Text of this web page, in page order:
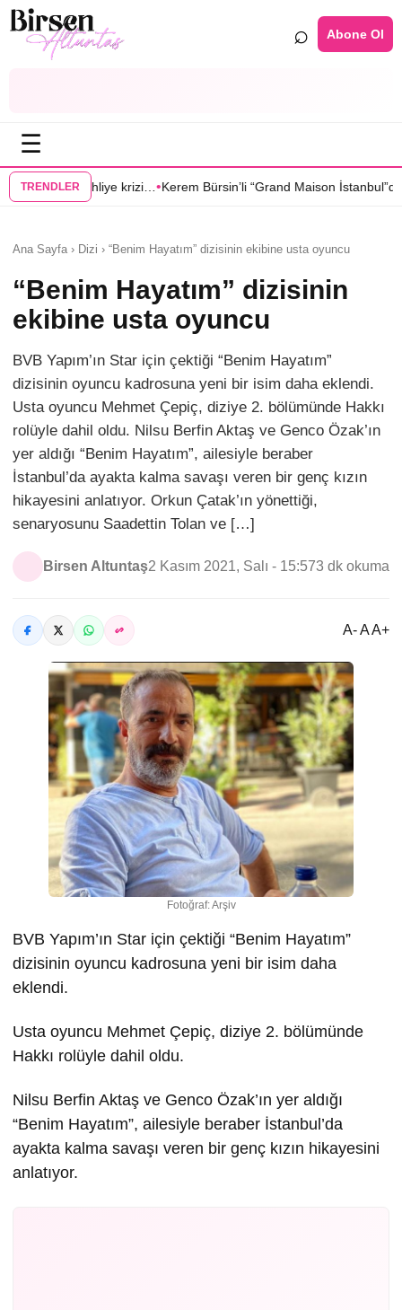
⌕ Abone Ol
☰
TRENDLER
Kerem Bürsin’li “Grand Maison İstanbul”dan Sıla Türkoğlu’na teklif•
Ana Sayfa › Dizi › “Benim Hayatım” dizisinin ekibine usta oyuncu
“Benim Hayatım” dizisinin
ekibine usta oyuncu
BVB Yapım’ın Star için çektiği “Benim Hayatım”
dizisinin oyuncu kadrosuna yeni bir isim daha eklendi.
Usta oyuncu Mehmet Çepiç, diziye 2. bölümünde Hakkı
rolüyle dahil oldu. Nilsu Berfin Aktaş ve Genco Özak’ın
yer aldığı “Benim Hayatım”, ailesiyle beraber
İstanbul’da ayakta kalma savaşı veren bir genç kızın
hikayesini anlatıyor. Orkun Çatak’ın yönettiği,
senaryosunu Saadettin Tolan ve […]
Birsen Altuntaş2 Kasım 2021, Salı - 15:573 dk okuma
A- A A+
Fotoğraf: Arşiv
BVB Yapım’ın Star için çektiği “Benim Hayatım”
dizisinin oyuncu kadrosuna yeni bir isim daha
eklendi.
Usta oyuncu Mehmet Çepiç, diziye 2. bölümünde
Hakkı rolüyle dahil oldu.
Nilsu Berfin Aktaş ve Genco Özak’ın yer aldığı
“Benim Hayatım”, ailesiyle beraber İstanbul’da
ayakta kalma savaşı veren bir genç kızın hikayesini
anlatıyor.